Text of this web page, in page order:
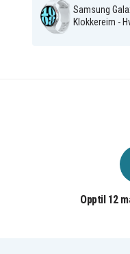
Samsung
Klokkereim -
Opptil 12